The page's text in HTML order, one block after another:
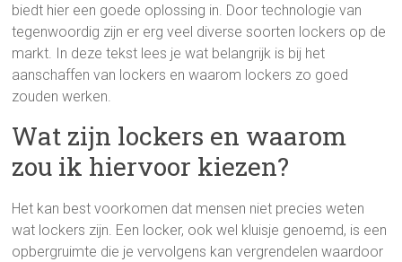
biedt hier een goede oplossing in. Door technologie van
tegenwoordig zijn er erg veel diverse soorten lockers op de
markt. In deze tekst lees je wat belangrijk is bij het
aanschaffen van lockers en waarom lockers zo goed
zouden werken.
Wat zijn lockers en waarom
zou ik hiervoor kiezen?
Het kan best voorkomen dat mensen niet precies weten
wat lockers zijn. Een locker, ook wel kluisje genoemd, is een
opbergruimte die je vervolgens kan vergrendelen waardoor